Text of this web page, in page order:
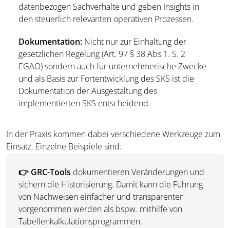
datenbezogen Sachverhalte und geben Insights in
den steuerlich relevanten operativen Prozessen.
Dokumentation: Nicht nur zur Einhaltung der
gesetzlichen Regelung (Art. 97 § 38 Abs 1. S. 2
EGAO) sondern auch für unternehmerische Zwecke
und als Basis zur Fortentwicklung des SKS ist die
Dokumentation der Ausgestaltung des
implementierten SKS entscheidend.
In der Praxis kommen dabei verschiedene Werkzeuge zum
Einsatz. Einzelne Beispiele sind:
👉 GRC-Tools dokumentieren Veränderungen und
sichern die Historisierung. Damit kann die Führung
von Nachweisen einfacher und transparenter
vorgenommen werden als bspw. mithilfe von
Tabellenkalkulationsprogrammen.